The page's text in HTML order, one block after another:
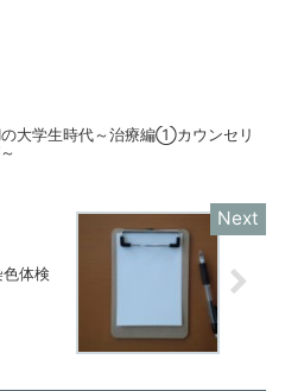
大学生時代～治療編①カウンセリ
体検